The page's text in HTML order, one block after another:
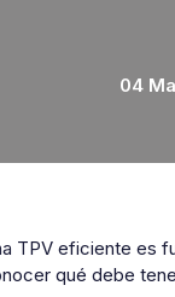
04
TPV eficiente es
qué debe